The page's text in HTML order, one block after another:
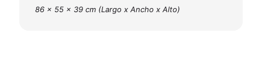
86 x 55 x 39 cm (Largo x Ancho x Alto)